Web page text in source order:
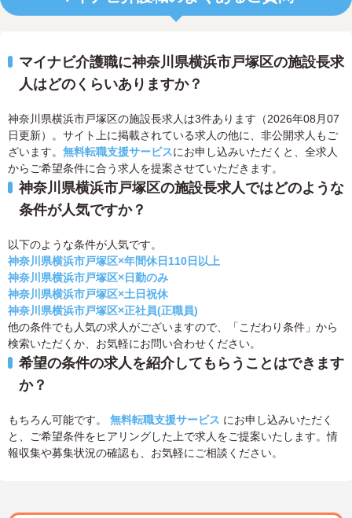
マイナビ介護職に神奈川県横浜市戸塚区の施設長求
人はどのくらいありますか？
神奈川県横浜市戸塚区の施設長求人は3件あります（2026年08月07
日更新）。サイト上に掲載されている求人の他に、非公開求人もご
ざいます。 無料転職支援サービスにお申し込みいただくと、全求人
からご希望条件に合う求人を提案させていただきます。
神奈川県横浜市戸塚区の施設長求人ではどのような
条件が人気ですか？
以下のような条件が人気です。
神奈川県横浜市戸塚区×年間休日110日以上
神奈川県横浜市戸塚区×日勤のみ
神奈川県横浜市戸塚区×土日祝休
神奈川県横浜市戸塚区×正社員(正職員)
他の条件でも人気の求人がございますので、「こだわり条件」から
検索いただくか、お気軽にお問い合わせください。
希望の条件の求人を紹介してもらうことはできます
か？
もちろん可能です。 無料転職支援サービス にお申し込みいただく
と、ご希望条件をヒアリングした上で求人をご提案いたします。情
報収集や募集状況の確認も、お気軽にご相談ください。